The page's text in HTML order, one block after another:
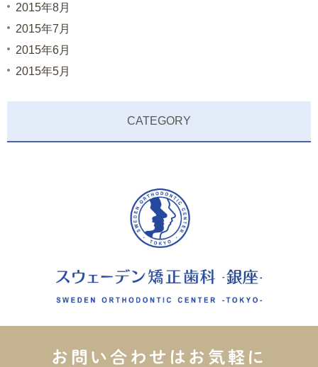
2015年8月
2015年7月
2015年6月
2015年5月
CATEGORY
お問い合わせはお気軽に